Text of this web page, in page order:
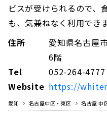
ビスが受けられるので、
も、気兼ねなく利用できま
住所
愛知県名古屋
6階
Tel
052-264-4777
Website https://
愛知 名古屋中区・東区
名古屋 中